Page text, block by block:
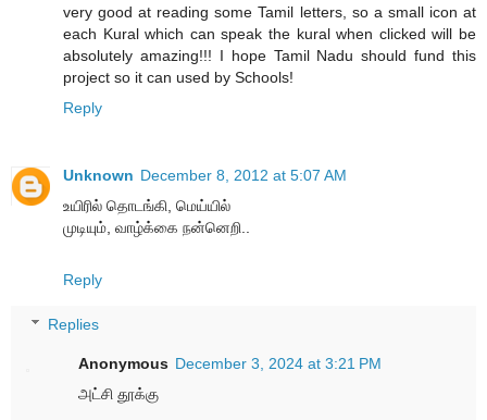
very good at reading some Tamil letters, so a small icon at
each Kural which can speak the kural when clicked will be
absolutely amazing!!! I hope Tamil Nadu should fund this
project so it can used by Schools!
Reply
Unknown December 8, 2012 at 5:07 AM
உயிரில் தொடங்கி, மெய்யில்
முடியும், வாழ்க்கை நன்னெறி..
Reply
Replies
Anonymous December 3, 2024 at 3:21 PM
அட்சி தூக்கு